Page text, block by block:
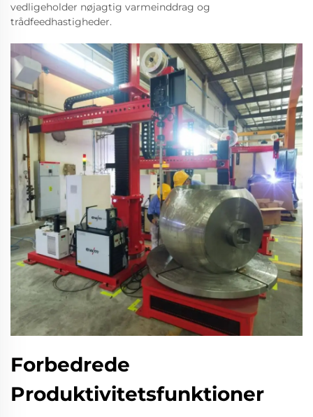
vedligeholder nøjagtig varmeinddrag og
trådfeedhastigheder.
Forbedrede
Produktivitetsfunktioner